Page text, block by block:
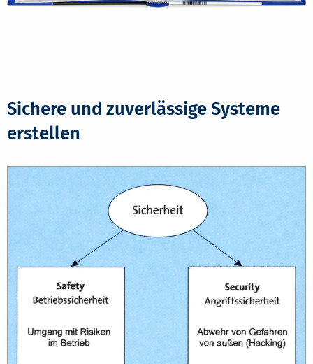
Sichere und zuverlässige Systeme
erstellen